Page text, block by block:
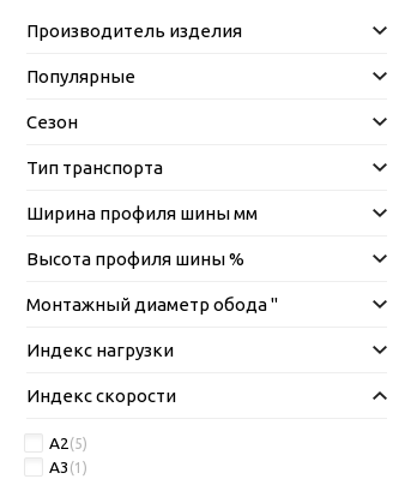
Производитель изделия
Популярные
Сезон
Тип транспорта
Ширина профиля шины мм
Высота профиля шины %
Монтажный диаметр обода "
Индекс нагрузки
Индекс скорости
A2(5)
A3 (1)